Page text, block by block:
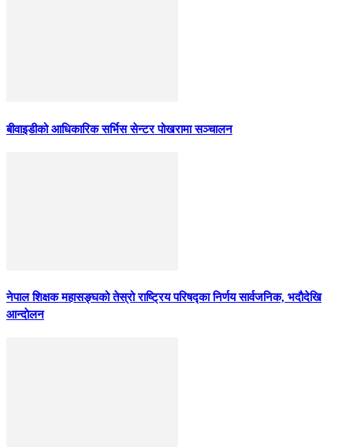
बीवाइडीको आधिकारिक सर्भिस सेन्टर पोखरामा सञ्चालन
नेपाल शिक्षक महासङ्घको तेस्रो राष्ट्रिय परिषद्का निर्णय सार्वजनिक, भदाैदेखि
आन्दाेलन